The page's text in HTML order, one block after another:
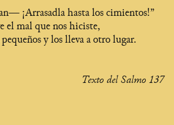
¡Arrasadla hasta los cimientos!”
el mal que nos hiciste,
y los lleva a otro lugar.
Texto del Salmo 137